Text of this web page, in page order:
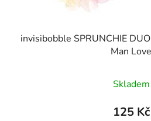
invisibobble SPRUNCHIE
Man Love
Skladem
125 Kč